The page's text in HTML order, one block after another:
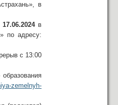
в
в
по адресу:
с 13:00
zemelnyh-